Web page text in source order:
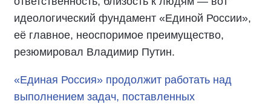
идеологический фундамент «Единой России»,
её главное, неоспоримое преимущество,
резюмировал Владимир Путин.
«Единая Россия» продолжит работать над
выполнением задач, поставленных